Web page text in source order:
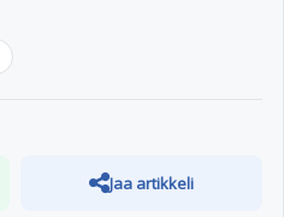
Jaa artikkeli